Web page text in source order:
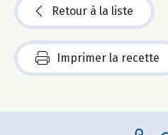
Retour à la liste
Imprimer la recette